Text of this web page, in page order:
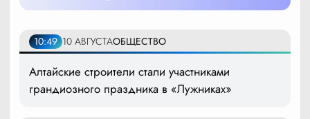
10:49 10 АВГУСТАОБЩЕСТВО
Алтайские строители стали участниками
грандиозного праздника в «Лужниках»